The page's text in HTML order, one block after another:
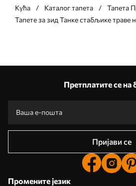
Кућа Каталог тапета
Тапета
Тапете за зид Танке стабљике траве
Претплатите се на
Пријави се
Промените језик